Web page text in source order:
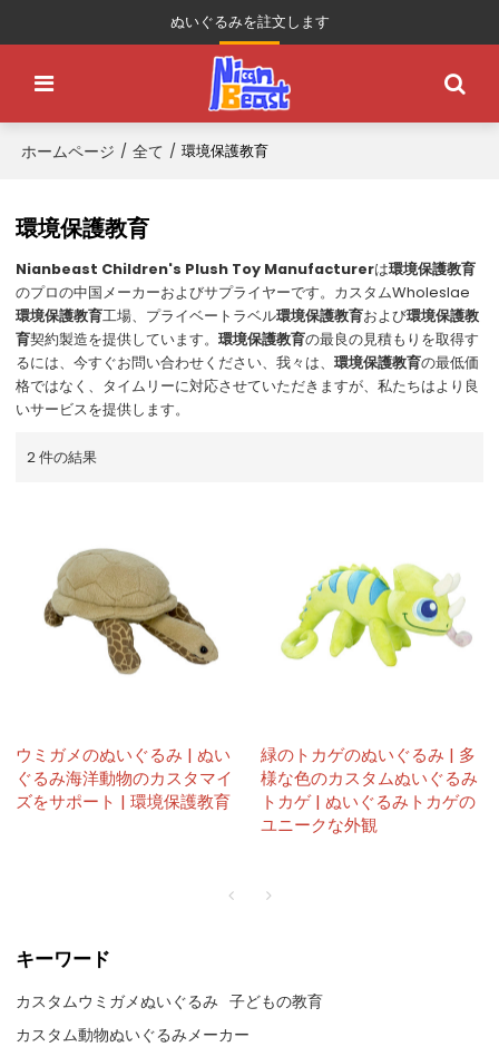
ぬいぐるみを註文します
ホームページ / 全て / 環境保護教育
環境保護教育
Nianbeast Children's Plush Toy Manufacturerは環境保護教育
のプロの中国メーカーおよびサプライヤーです。カスタムWholeslae
環境保護教育工場、プライベートラベル環境保護教育および環境保護教
育契約製造を提供しています。環境保護教育の最良の見積もりを取得す
るには、今すぐお問い合わせください、我々は、環境保護教育の最低価
格ではなく、タイムリーに対応させていただきますが、私たちはより良
いサービスを提供します。
2 件の結果
ウミガメのぬいぐるみ | ぬい
ぐるみ海洋動物のカスタマイ
ズをサポート | 環境保護教育
緑のトカゲのぬいぐるみ | 多
様な色のカスタムぬいぐるみ
トカゲ | ぬいぐるみトカゲの
ユニークな外観
キーワード
カスタムウミガメぬいぐるみ 子どもの教育
カスタム動物ぬいぐるみメーカー